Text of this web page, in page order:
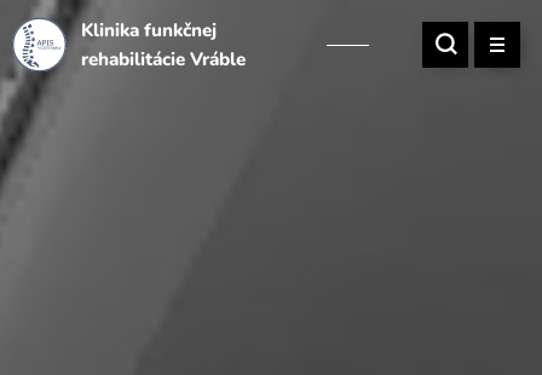
Klinika funkčnej
rehabilitácie Vráble